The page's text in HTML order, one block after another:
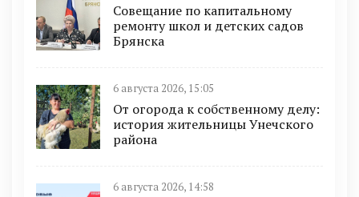
Совещание по капитальному
ремонту школ и детских садов
Брянска
6 августа 2026, 15:05
От огорода к собственному делу:
история жительницы Унечского
района
6 августа 2026, 14:58